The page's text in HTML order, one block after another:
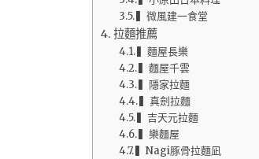
▍微風建一食堂
拉麵推薦
▍麵屋長樂
▍麵屋千雲
▍隱家拉麵
▍真劍拉麵
▍吉天元拉麵
▍樂麵屋
▍Nagi豚骨拉麵凪